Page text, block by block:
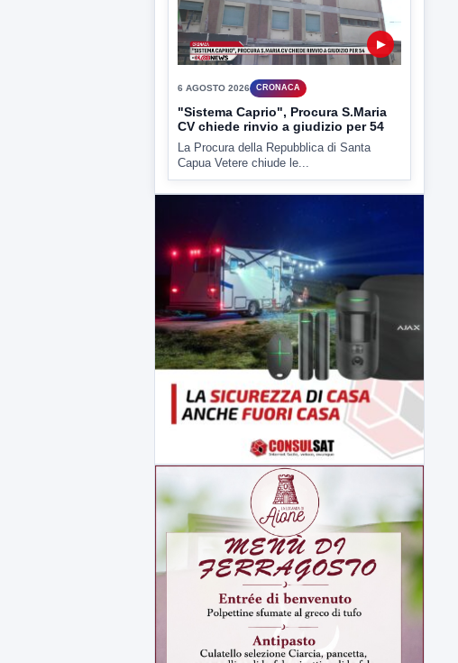
▶
Trovato in casa 42enne in una
pozza di sangue, giallo a viale Italia
Ritrovato senza vita il corpo di un 42enne
in un...
▶
6 AGOSTO 2026 CRONACA
"Sistema Caprio", Procura S.Maria
CV chiede rinvio a giudizio per 54
La Procura della Repubblica di Santa
Capua Vetere chiude le...